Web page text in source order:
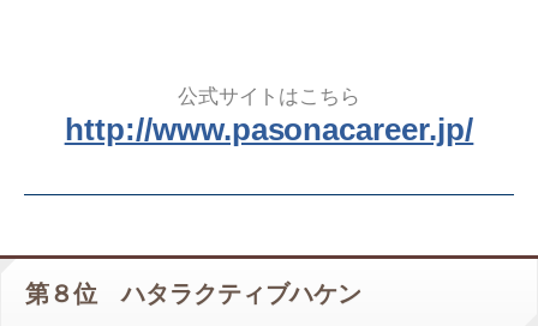
公式サイトはこちら
http://www.pasonacareer.jp/
第８位 ハタラクティブハケン